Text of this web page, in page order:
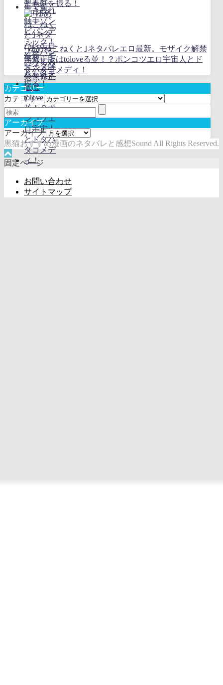
とも剣を振る！
｢ゆめねこねくと｣ネタバレエロ最新。モザイク解禁
無修正版はtoloveる並！？ポンコツエロ宇宙人とド
タバタコメディ！
カテゴリー
カテゴリー
アーカイブ
アーカイブ
黒猫おすすめ漫画のネタバレと感想Sound All Rights Reserved.
固定ページ
お問い合わせ
サイトマップ